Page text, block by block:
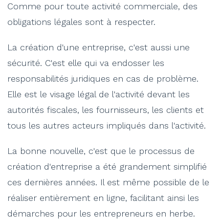
Comme pour toute activité commerciale, des
obligations légales sont à respecter.
La création d'une entreprise, c'est aussi une
sécurité. C'est elle qui va endosser les
responsabilités juridiques en cas de problème.
Elle est le visage légal de l'activité devant les
autorités fiscales, les fournisseurs, les clients et
tous les autres acteurs impliqués dans l'activité.
La bonne nouvelle, c'est que le processus de
création d'entreprise a été grandement simplifié
ces dernières années. Il est même possible de le
réaliser entièrement en ligne, facilitant ainsi les
démarches pour les entrepreneurs en herbe.